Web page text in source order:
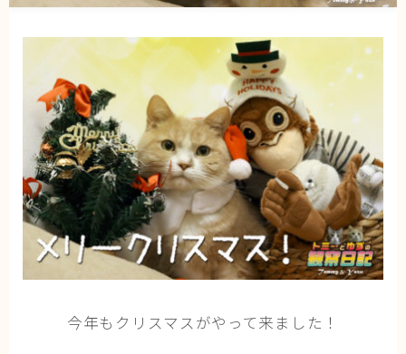
猫の健康・ケア関連
猫の行動学・不思議な習性
猫と人間の共生・社会問題
猫の雑学・トリビア
猫との暮らし・生活設計
猫の可愛さ発見シリーズ
猫と暮らす快適環境づくり
猫と暮らすシニアライフ
ねこの飼い方
基本ガイド（ねこの飼い方、しつけ、食事）
今年もクリスマスがやって来ました！